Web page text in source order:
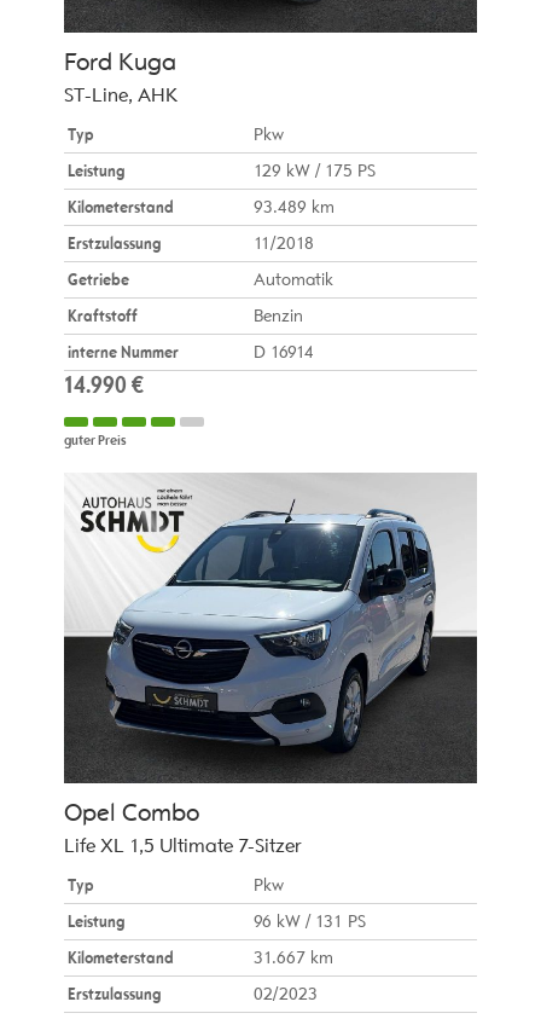
Ford Kuga
ST-Line, AHK
Typ
Pkw
Leistung
129 kW / 175 PS
Kilometerstand
93.489 km
Erstzulassung
11/2018
Getriebe
Automatik
Kraftstoff
Benzin
interne Nummer
D 16914
14.990 €
guter Preis
Opel Combo
Life XL 1,5 Ultimate 7-Sitzer
Typ
Pkw
Leistung
96 kW / 131 PS
Kilometerstand
31.667 km
Erstzulassung
02/2023